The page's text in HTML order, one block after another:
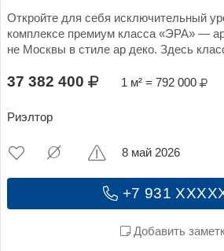
Откройте для себя исключительный
комплексе премиум класса «ЭРА» —
не Москвы в стиле ар деко. Здесь
37 382 400 1 м² = 792 000
Риэлтор
+7 931
Добавить
8 май 2026